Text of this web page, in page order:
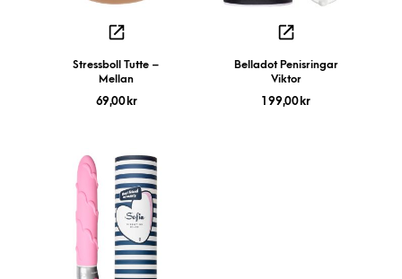
Stressboll Tutte –
Mellan
69,00 kr
Belladot Penisringar
Viktor
199,00 kr